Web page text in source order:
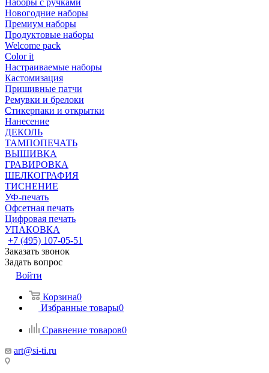
Наборы с ручками
Новогодние наборы
Премиум наборы
Продуктовые наборы
Welcome pack
Color it
Настраиваемые наборы
Кастомизация
Пришивные патчи
Ремувки и брелоки
Стикерпаки и открытки
Нанесение
ДЕКОЛЬ
ТАМПОПЕЧАТЬ
ВЫШИВКА
ГРАВИРОВКА
ШЕЛКОГРАФИЯ
ТИСНЕНИЕ
УФ-печать
Офсетная печать
Цифровая печать
УПАКОВКА
+7 (495) 107-05-51
Заказать звонок
Задать вопрос
Войти
Корзина0
Избранные товары0
Сравнение товаров0
art@si-ti.ru